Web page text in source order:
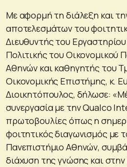
Με αφορμή τη διάλεξη και
αποτελεσμάτων του
Διευθυντής του
Πολιτικής του Οικονομικού
Αθηνών και καθηγητής του
Οικονομικής Επιστήμης, κ.
Διοικητόπουλος, δήλωσε:
συνεργασία με την Qualco
πρωτοβουλίες όπως η
φοιτητικός διαγωνισμός με
Πανεπιστήμιο Αθηνών,
διάχυση της γνώσης και